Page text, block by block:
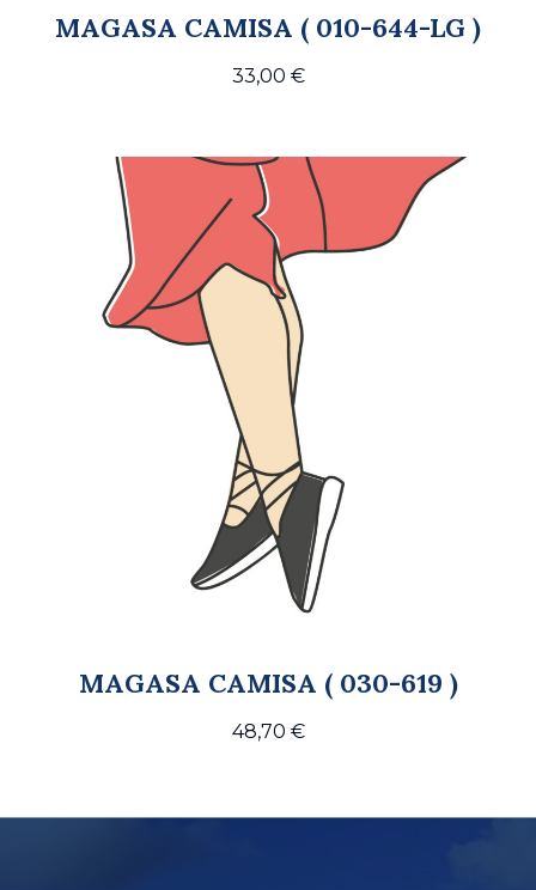
MAGASA CAMISA ( 010-644-LG )
33,00 €
MAGASA CAMISA ( 030-619 )
48,70 €